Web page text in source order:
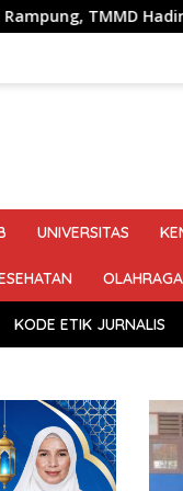
Harapan Baru
UNIVERSITAS
OLAHRAGA
KODE ETIK JURNALIS